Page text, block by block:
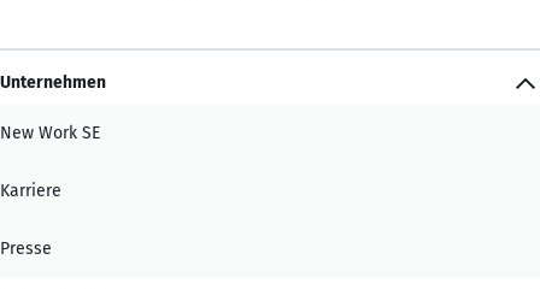
Unternehmen
New Work SE
Karriere
Presse